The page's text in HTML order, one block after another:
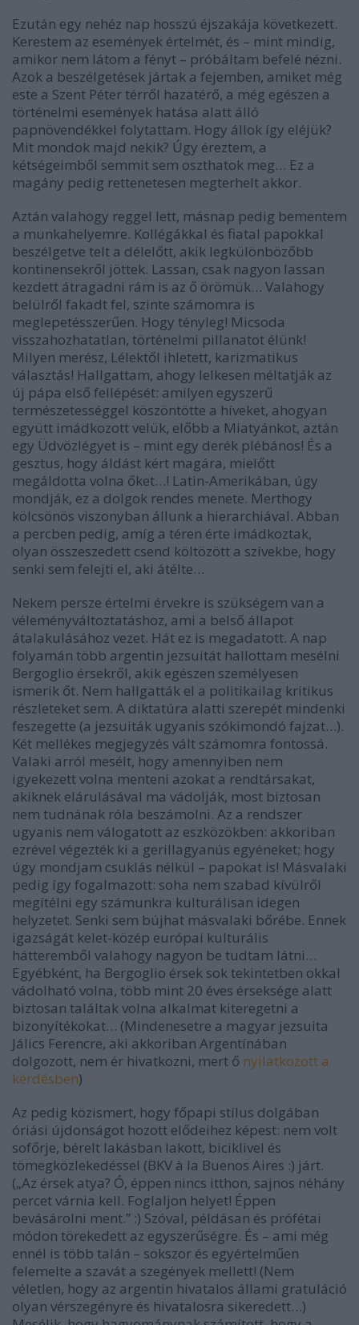
Ezután egy nehéz nap hosszú éjszakája következett.
Kerestem az események értelmét, és – mint mindig,
amikor nem látom a fényt – próbáltam befelé nézni.
Azok a beszélgetések jártak a fejemben, amiket még
este a Szent Péter térről hazatérő, a még egészen a
történelmi események hatása alatt álló
papnövendékkel folytattam. Hogy állok így eléjük?
Mit mondok majd nekik? Úgy éreztem, a
kétségeimből semmit sem oszthatok meg… Ez a
magány pedig rettenetesen megterhelt akkor.
Aztán valahogy reggel lett, másnap pedig bementem
a munkahelyemre. Kollégákkal és fiatal papokkal
beszélgetve telt a délelőtt, akik legkülönbözőbb
kontinensekről jöttek. Lassan, csak nagyon lassan
kezdett átragadni rám is az ő örömük… Valahogy
belülről fakadt fel, szinte számomra is
meglepetésszerűen. Hogy tényleg! Micsoda
visszahozhatatlan, történelmi pillanatot élünk!
Milyen merész, Lélektől ihletett, karizmatikus
választás! Hallgattam, ahogy lelkesen méltatják az
új pápa első fellépését: amilyen egyszerű
természetességgel köszöntötte a híveket, ahogyan
együtt imádkozott velük, előbb a Miatyánkot, aztán
egy Üdvözlégyet is – mint egy derék plébános! És a
gesztus, hogy áldást kért magára, mielőtt
megáldotta volna őket…! Latin-Amerikában, úgy
mondják, ez a dolgok rendes menete. Merthogy
kölcsönös viszonyban állunk a hierarchiával. Abban
a percben pedig, amíg a téren érte imádkoztak,
olyan összeszedett csend költözött a szívekbe, hogy
senki sem felejti el, aki átélte…
Nekem persze értelmi érvekre is szükségem van a
véleményváltoztatáshoz, ami a belső állapot
átalakulásához vezet. Hát ez is megadatott. A nap
folyamán több argentin jezsuitát hallottam mesélni
Bergoglio érsekről, akik egészen személyesen
ismerik őt. Nem hallgatták el a politikailag kritikus
részleteket sem. A diktatúra alatti szerepét mindenki
feszegette (a jezsuiták ugyanis szókimondó fajzat…).
Két mellékes megjegyzés vált számomra fontossá.
Valaki arról mesélt, hogy amennyiben nem
igyekezett volna menteni azokat a rendtársakat,
akiknek elárulásával ma vádolják, most biztosan
nem tudnának róla beszámolni. Az a rendszer
ugyanis nem válogatott az eszközökben: akkoriban
ezrével végezték ki a gerillagyanús egyéneket; hogy
úgy mondjam csuklás nélkül – papokat is! Másvalaki
pedig így fogalmazott: soha nem szabad kívülről
megítélni egy számunkra kulturálisan idegen
helyzetet. Senki sem bújhat másvalaki bőrébe. Ennek
igazságát kelet-közép európai kulturális
hátteremből valahogy nagyon be tudtam látni…
Egyébként, ha Bergoglio érsek sok tekintetben okkal
vádolható volna, több mint 20 éves érseksége alatt
biztosan találtak volna alkalmat kiteregetni a
bizonyítékokat… (Mindenesetre a magyar jezsuita
Jálics Ferencre, aki akkoriban Argentínában
dolgozott, nem ér hivatkozni, mert ő nyilatkozott a
kérdésben)
Az pedig közismert, hogy főpapi stílus dolgában
óriási újdonságot hozott elődeihez képest: nem volt
sofőrje, bérelt lakásban lakott, biciklivel és
tömegközlekedéssel (BKV à la Buenos Aires :) járt.
(„Az érsek atya? Ó, éppen nincs itthon, sajnos néhány
percet várnia kell. Foglaljon helyet! Éppen
bevásárolni ment.” :) Szóval, példásan és prófétai
módon törekedett az egyszerűségre. És – ami még
ennél is több talán – sokszor és egyértelműen
felemelte a szavát a szegények mellett! (Nem
véletlen, hogy az argentin hivatalos állami gratuláció
olyan vérszegényre és hivatalosra sikeredett…)